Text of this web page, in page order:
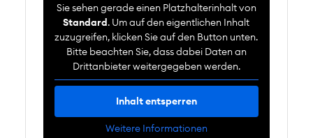
Sie sehen gerade einen Platzhalterinhalt von
Standard . Um auf den eigentlichen Inhalt
zuzugreifen, klicken Sie auf den Button unten.
Bitte beachten Sie, dass dabei Daten an
Drittanbieter weitergegeben werden.
Inhalt entsperren
Weitere Informationen